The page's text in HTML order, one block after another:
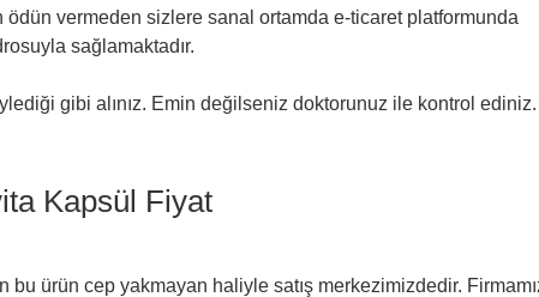
vermeden sizlere sanal ortamda e-ticaret platformunda
sağlamaktadır.
gibi alınız. Emin değilseniz doktorunuz ile kontrol ediniz.
Kapsül Fiyat
ürün cep yakmayan haliyle satış merkezimizdedir.